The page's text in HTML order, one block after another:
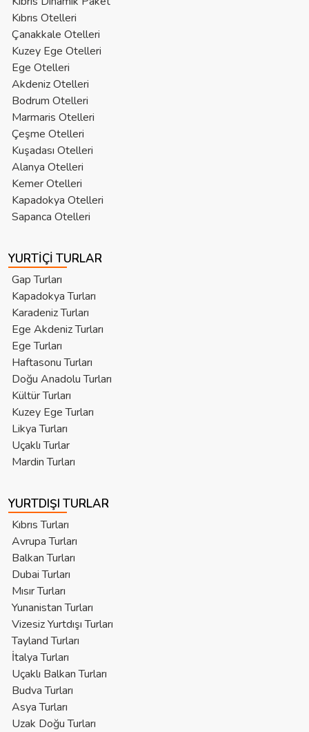
Kıbrıs Otelleri
Çanakkale Otelleri
Kuzey Ege Otelleri
Ege Otelleri
Akdeniz Otelleri
Bodrum Otelleri
Marmaris Otelleri
Çeşme Otelleri
Kuşadası Otelleri
Alanya Otelleri
Kemer Otelleri
Kapadokya Otelleri
Sapanca Otelleri
YURTIÇI TURLAR
Gap Turları
Kapadokya Turları
Karadeniz Turları
Ege Akdeniz Turları
Ege Turları
Haftasonu Turları
Doğu Anadolu Turları
Kültür Turları
Kuzey Ege Turları
Likya Turları
Uçaklı Turlar
Mardin Turları
YURTDIŞI TURLAR
Kıbrıs Turları
Avrupa Turları
Balkan Turları
Dubai Turları
Mısır Turları
Yunanistan Turları
Vizesiz Yurtdışı Turları
Tayland Turları
İtalya Turları
Uçaklı Balkan Turları
Budva Turları
Asya Turları
Uzak Doğu Turları